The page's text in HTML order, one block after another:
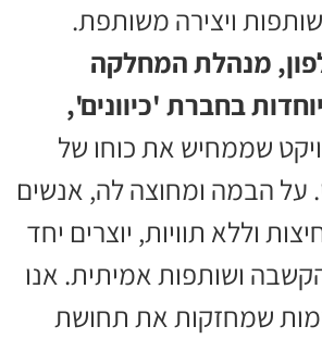
ויצירה משותפת.
מנהלת המחלקה
בחברת 'כיוונים',
שממחיש את כוחו של
על הבמה ומחוצה לה, אנשים
וללא תוויות, יוצרים יחד
ושותפות אמיתית. אנו
שמחזקות את תחושת